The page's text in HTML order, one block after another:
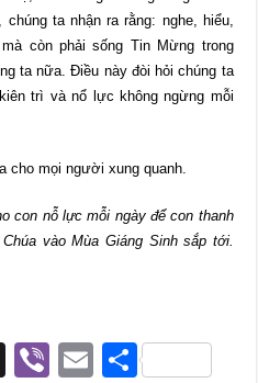
ta nhận ra rằng: nghe, hiểu,
còn phải sống Tin Mừng trong
ta nữa. Điều này đòi hỏi chúng ta
trì và nổ lực không ngừng mỗi
cho mọi người xung quanh.
con nỗ lực mỗi ngày để con thanh
vào Mùa Giáng Sinh sắp tới.
T
Vi
E S